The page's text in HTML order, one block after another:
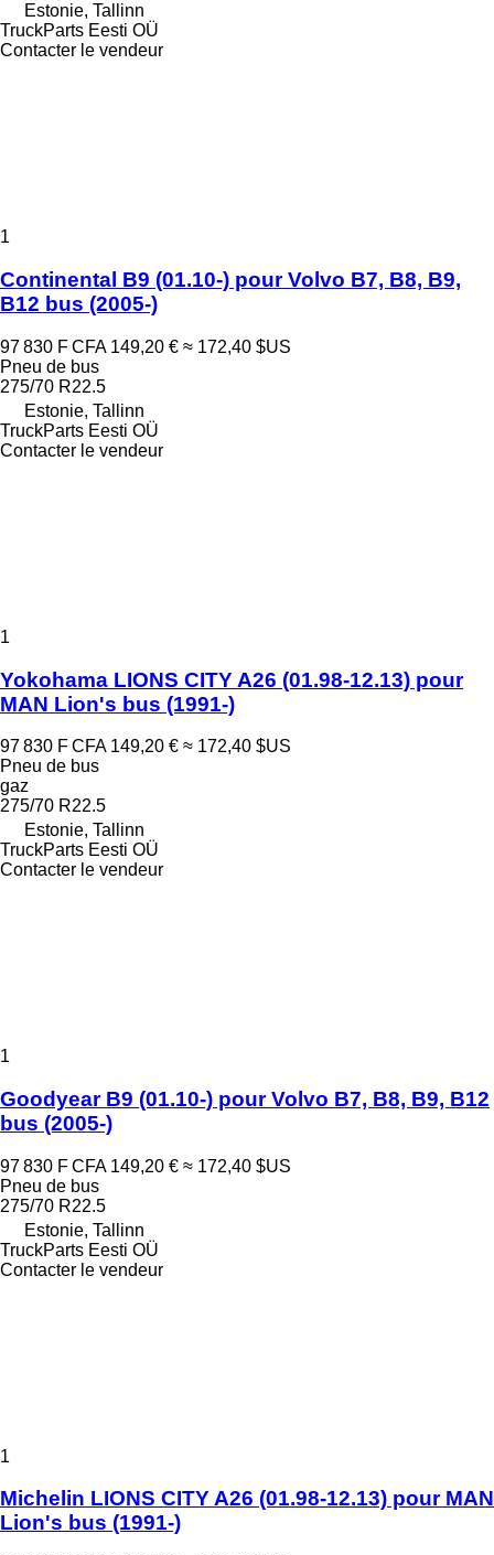
Estonie, Tallinn
TruckParts Eesti OÜ
Contacter le vendeur
1
Continental B9 (01.10-) pour Volvo B7, B8, B9,
B12 bus (2005-)
97 830 F CFA 149,20 € ≈ 172,40 $US
Pneu de bus
275/70 R22.5
Estonie, Tallinn
TruckParts Eesti OÜ
Contacter le vendeur
1
Yokohama LIONS CITY A26 (01.98-12.13) pour
MAN Lion's bus (1991-)
97 830 F CFA 149,20 € ≈ 172,40 $US
Pneu de bus
gaz
275/70 R22.5
Estonie, Tallinn
TruckParts Eesti OÜ
Contacter le vendeur
1
Goodyear B9 (01.10-) pour Volvo B7, B8, B9, B12
bus (2005-)
97 830 F CFA 149,20 € ≈ 172,40 $US
Pneu de bus
275/70 R22.5
Estonie, Tallinn
TruckParts Eesti OÜ
Contacter le vendeur
1
Michelin LIONS CITY A26 (01.98-12.13) pour MAN
Lion's bus (1991-)